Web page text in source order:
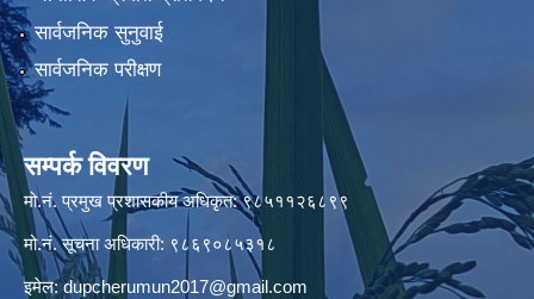
सार्वजनिक सुनुवाई
सार्वजनिक परीक्षण
सम्पर्क विवरण
मो.नं. प्रमुख प्रशासकीय अधिकृत: ९८५११२६८९९
मो.नं. सूचना अधिकारी: ९८६९०८५३१८
इमेल:dupcherumun2017@gmail.com